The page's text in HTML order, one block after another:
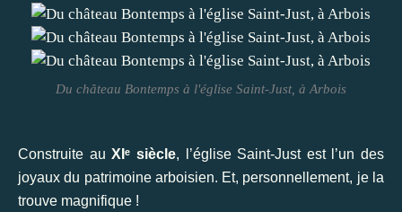
Du château Bontemps à l'église Saint-Just, à Arbois
Construite auXIᵉ siècle, l’église Saint-Just est l’un des
joyaux du patrimoine arboisien. Et, personnellement, je la
trouve magnifique !